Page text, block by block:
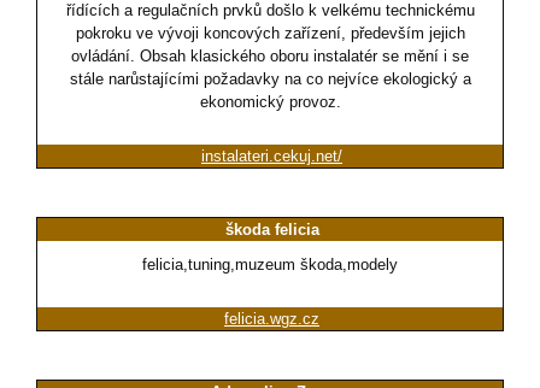
řídících a regulačních prvků došlo k velkému technickému
pokroku ve vývoji koncových zařízení, především jejich
ovládání. Obsah klasického oboru instalatér se mění i se
stále narůstajícími požadavky na co nejvíce ekologický a
ekonomický provoz.
instalateri.cekuj.net/
škoda felicia
felicia,tuning,muzeum škoda,modely
felicia.wgz.cz